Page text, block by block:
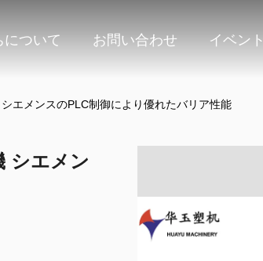
について お問い合わせ イベント
エメンスのPLC制御により優れたバリア性能
シエメン